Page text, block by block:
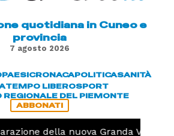
quotidiana in Cuneo e
provincia
7 agosto 2026
PAESICRONACAPOLITICASANITÀ
TEMPO LIBEROSPORT
REGIONALE DEL PIEMONTE
ABBONATI
della nuova Granda Volley